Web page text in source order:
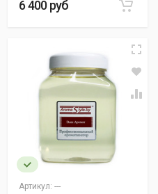
6 400 руб
Артикул: ---